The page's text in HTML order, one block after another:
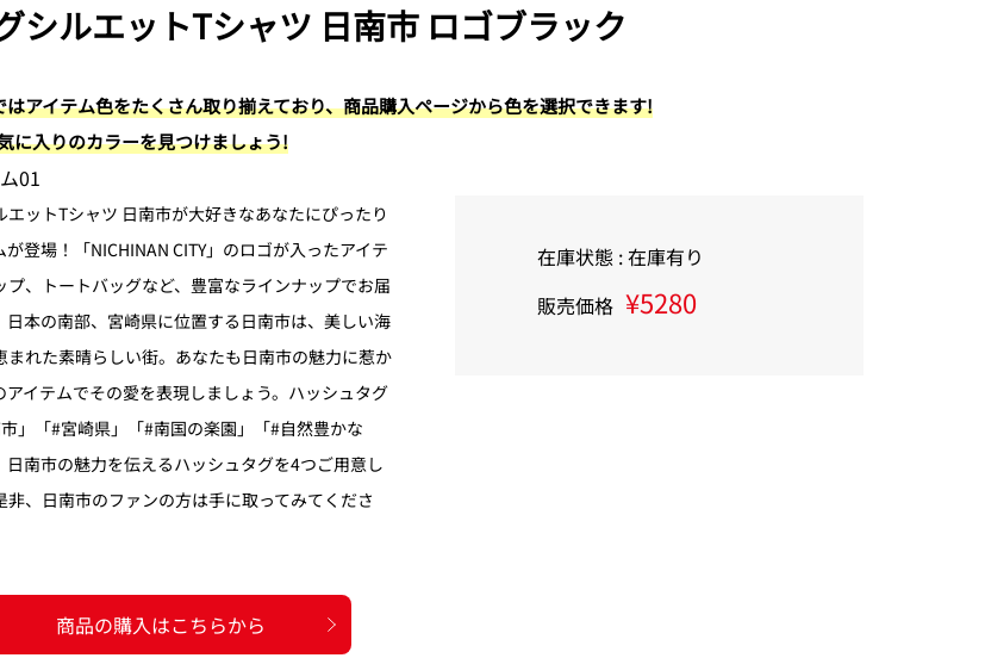
シルエットTシャツ 日南市 ロゴブラック
はアイテム色をたくさん取り揃えており、商品購入ページから色を選択できます!
に入りのカラーを見つけましょう!
エットTシャツ 日南市が大好きなあなたにぴったり
が登場！「NICHINAN CITY」のロゴが入ったアイテ
プ、トートバッグなど、豊富なラインナップでお届
日本の南部、宮崎県に位置する日南市は、美しい海
まれた素晴らしい街。あなたも日南市の魅力に惹か
アイテムでその愛を表現しましょう。ハッシュタグ
」「#宮崎県」「#南国の楽園」「#自然豊かな
日南市の魅力を伝えるハッシュタグを4つご用意し
非、日南市のファンの方は手に取ってみてくださ
商品の購入はこちらから
在庫状態 : 在庫有り
販売価格 ¥5280